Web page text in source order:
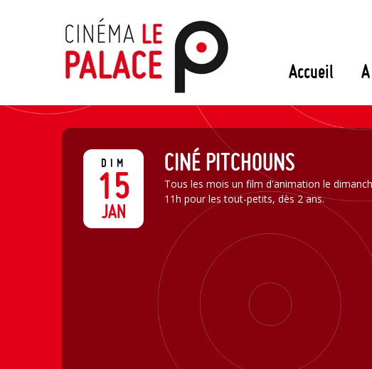
Accueil
DIM
15
JAN
CINÉ PITCHOUNS
Tous les mois un film d'animation le
11h pour les tout-petits, dès 2 ans.